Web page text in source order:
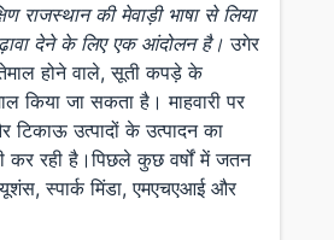
की मेवाड़ी भाषा से लिया
देने के लिए एक आंदोलन है। उगेर
होने वाले, सूती कपड़े के
किया जा सकता है। माहवारी पर
उत्पादों के उत्पादन का
रही है।पिछले कुछ वर्षों में जतन
स्पार्क मिंडा, एमएचएआई और